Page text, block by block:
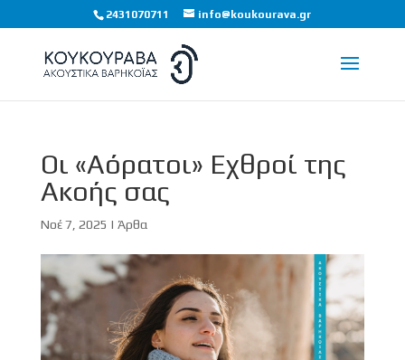
2431070711 info@koukourava.gr
Οι «Αόρατοι» Εχθροί της
Ακοής σας
Νοέ 7, 2025 | Άρθα